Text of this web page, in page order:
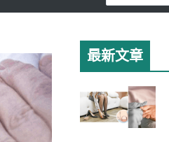
...
最新文章